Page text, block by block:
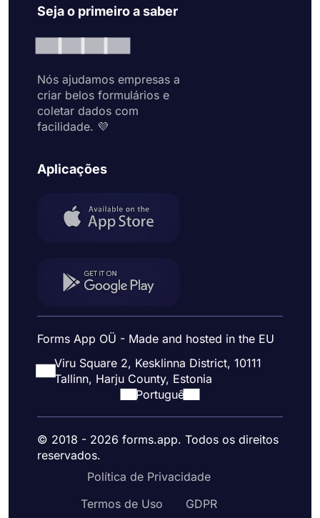
Seja o primeiro a saber
Nós ajudamos empresas a
criar belos formulários e
coletar dados com
facilidade. 💜
Aplicações
Forms App OÜ - Made and hosted in the EU
Viru Square 2, Kesklinna District, 10111
Tallinn, Harju County, Estonia
Portuguê
© 2018 - 2026 forms.app. Todos os direitos
reservados.
Política de Privacidade
Termos de Uso
GDPR